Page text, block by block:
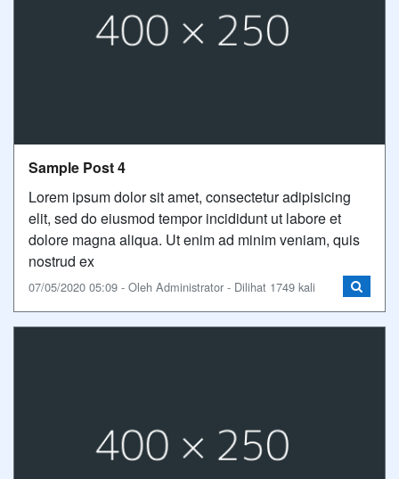
Sample Post 4
Lorem ipsum dolor sit amet, consectetur adipisicing
elit, sed do eiusmod tempor incididunt ut labore et
dolore magna aliqua. Ut enim ad minim veniam, quis
nostrud ex
07/05/2020 05:09 - Oleh Administrator - Dilihat 1749 kali